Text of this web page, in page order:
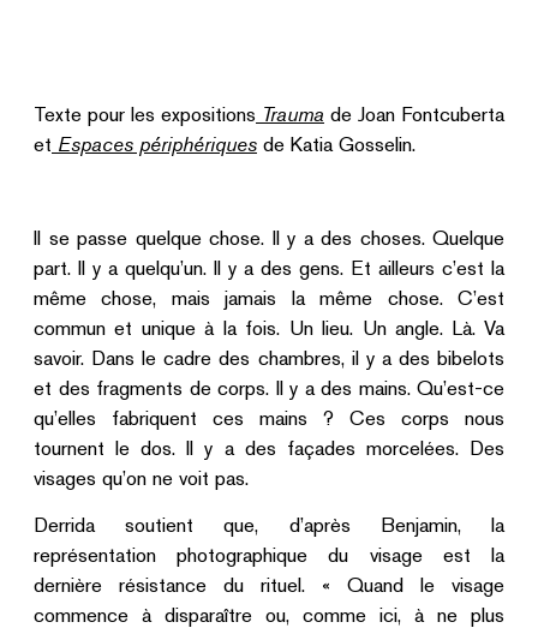
Texte pour les expositions Trauma de Joan Fontcuberta
et Espaces périphériques de Katia Gosselin.
Il se passe quelque chose. Il y a des choses. Quelque
part. Il y a quelqu’un. Il y a des gens. Et ailleurs c’est la
même chose, mais jamais la même chose. C’est
commun et unique à la fois. Un lieu. Un angle. Là. Va
savoir. Dans le cadre des chambres, il y a des bibelots
et des fragments de corps. Il y a des mains. Qu’est-ce
qu’elles fabriquent ces mains ? Ces corps nous
tournent le dos. Il y a des façades morcelées. Des
visages qu’on ne voit pas.
Derrida soutient que, d’après Benjamin, la
représentation photographique du visage est la
dernière résistance du rituel. « Quand le visage
commence à disparaître ou, comme ici, à ne plus